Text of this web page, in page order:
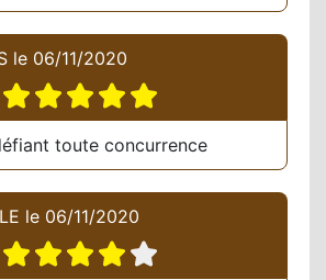
le 06/11/2020
toute concurrence
le 06/11/2020